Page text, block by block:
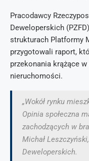
Pracodawcy
Deweloperskich
strukturach Platformy
przygotowali raport,
przekonania krążące
nieruchomości.
„Wokół rynku
Opinia społeczna
zachodzących w
Michał
Deweloperskich.